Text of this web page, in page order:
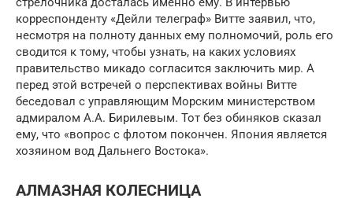
корреспонденту «Дейли телеграф» Витте заявил, что,
несмотря на полноту данных ему полномочий, роль его
сводится к тому, чтобы узнать, на каких условиях
правительство микадо согласится заключить мир. А
перед этой встречей о перспективах войны Витте
беседовал с управляющим Морским министерством
адмиралом А.А. Бирилевым. Тот без обиняков сказал
ему, что «вопрос с флотом покончен. Япония является
хозяином вод Дальнего Востока».
АЛМАЗНАЯ КОЛЕСНИЦА